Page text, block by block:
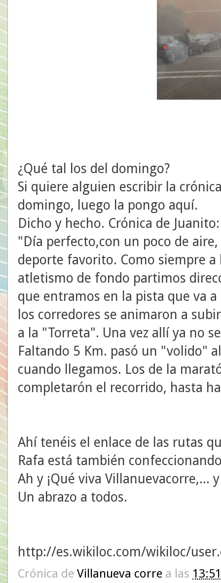
¿Qué tal los del domingo?
Si quiere alguien escribir la
domingo, luego la pongo aquí.
Dicho y hecho. Crónica de Juanito:
"Día perfecto,con un poco de
deporte favorito. Como siempre
atletismo de fondo partimos
que entramos en la pista que va
los corredores se animaron a
a la "Torreta". Una vez allí ya no
Faltando 5 Km. pasó un "volido"
cuando llegamos. Los de la
completarón el recorrido, hasta
Ahí tenéis el enlace de las rutas
Rafa está también
Ah y ¡Qué viva Villanuevacorre,...
Un abrazo a todos.
http://es.wikiloc.com/wikiloc/
Crónica de Villanueva corre a las 13:51